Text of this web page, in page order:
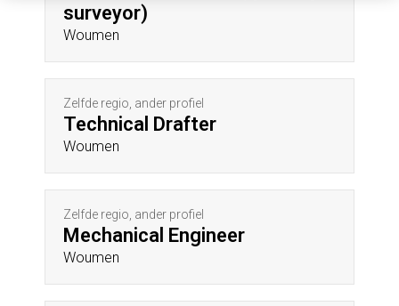
surveyor)
Woumen
Zelfde regio, ander profiel
Technical Drafter
Woumen
Zelfde regio, ander profiel
Mechanical Engineer
Woumen